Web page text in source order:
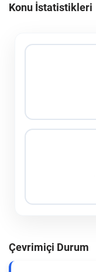
Konu İstatistikleri
Çevrimiçi Durum